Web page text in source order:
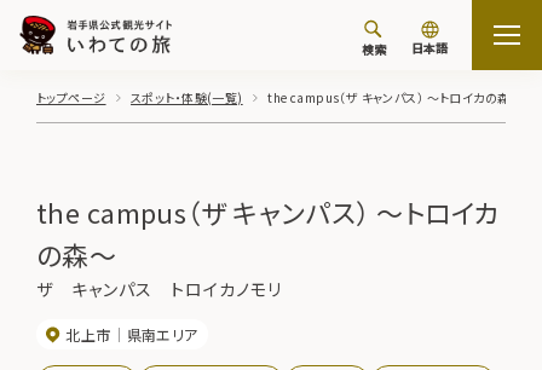
検索 日本語
トップページ スポット・体験(一覧) the campus（ザ キャンパス） ～トロイカの森～
the campus（ザ キャンパス） ～トロイカ
の森～
ザ キャンパス トロイカノモリ
北上市 県南エリア